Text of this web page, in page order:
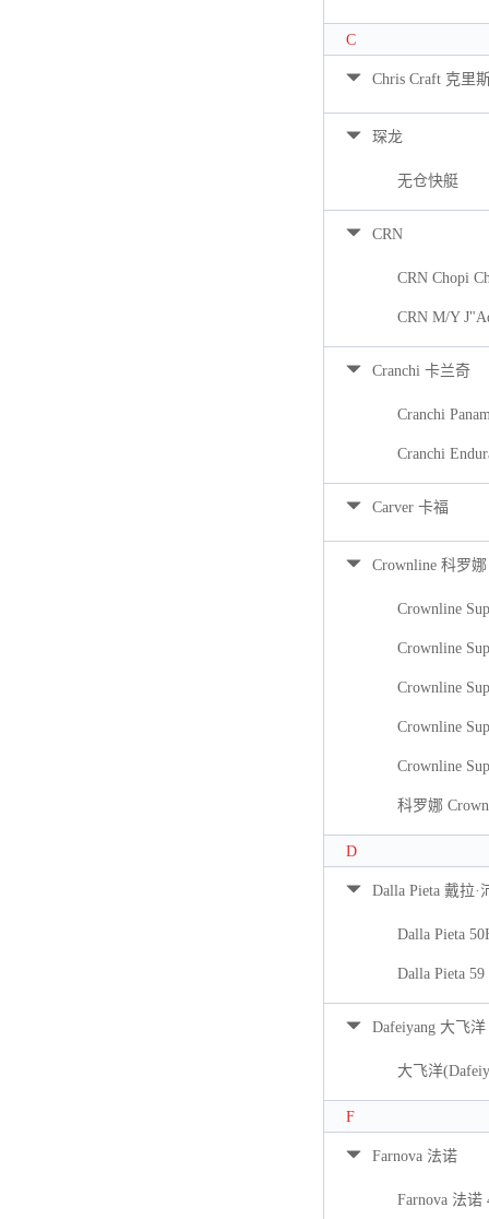
C
Chris Craft 克里
琛龙
无仓快艇
CRN
CRN Chopi
CRN M/Y
Cranchi 卡兰奇
Cranchi
Cranchi
Carver 卡福
Crownline 科罗娜
Crownline
Crownline
Crownline
Crownline
Crownline
科罗娜
D
Dalla Pieta 戴拉·
Dalla Pieta
Dalla Pieta 59
Dafeiyang 大飞洋
大飞洋
F
Farnova 法诺
Farnova 法诺